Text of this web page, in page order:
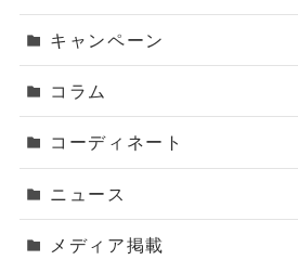
キャンペーン
コラム
コーディネート
ニュース
メディア掲載